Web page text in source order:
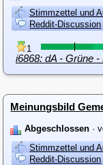
Stimmzettel und
Reddit-Discussion
1
Meinungsbild
Abgeschlossen ·
Stimmzettel und
Reddit-Discussion